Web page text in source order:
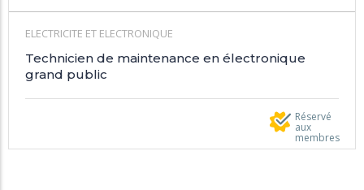
ELECTRICITE ET ELECTRONIQUE
Technicien de maintenance en électronique
grand public
Réservé
aux
membres